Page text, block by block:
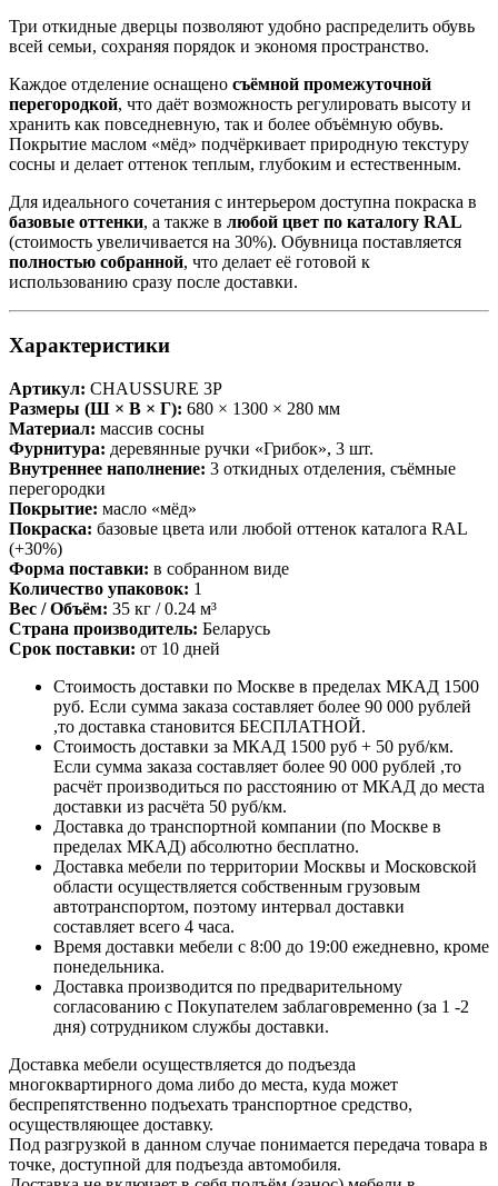
Три откидные дверцы позволяют удобно распределить обувь
всей семьи, сохраняя порядок и экономя пространство.
Каждое отделение оснащено съёмной промежуточной
перегородкой, что даёт возможность регулировать высоту и
хранить как повседневную, так и более объёмную обувь.
Покрытие маслом «мёд» подчёркивает природную текстуру
сосны и делает оттенок теплым, глубоким и естественным.
Для идеального сочетания с интерьером доступна покраска в
базовые оттенки, а также в любой цвет по каталогу RAL
(стоимость увеличивается на 30%). Обувница поставляется
полностью собранной, что делает её готовой к
использованию сразу после доставки.
Характеристики
Артикул: CHAUSSURE 3P
Размеры (Ш × В × Г): 680 × 1300 × 280 мм
Материал: массив сосны
Фурнитура: деревянные ручки «Грибок», 3 шт.
Внутреннее наполнение: 3 откидных отделения, съёмные
перегородки
Покрытие: масло «мёд»
Покраска: базовые цвета или любой оттенок каталога RAL
(+30%)
Форма поставки: в собранном виде
Количество упаковок: 1
Вес / Объём: 35 кг / 0.24 м³
Страна производитель: Беларусь
Срок поставки: от 10 дней
Стоимость доставки по Москве в пределах МКАД 1500
руб. Если сумма заказа составляет более 90 000 рублей
,то доставка становится БЕСПЛАТНОЙ.
Стоимость доставки за МКАД 1500 руб + 50 руб/км.
Если сумма заказа составляет более 90 000 рублей ,то
расчёт производиться по расстоянию от МКАД до места
доставки из расчёта 50 руб/км.
Доставка до транспортной компании (по Москве в
пределах МКАД) абсолютно бесплатно.
Доставка мебели по территории Москвы и Московской
области осуществляется собственным грузовым
автотранспортом, поэтому интервал доставки
составляет всего 4 часа.
Время доставки мебели с 8:00 до 19:00 ежедневно, кроме
понедельника.
Доставка производится по предварительному
согласованию с Покупателем заблаговременно (за 1 -2
дня) сотрудником службы доставки.
Доставка мебели осуществляется до подъезда
многоквартирного дома либо до места, куда может
беспрепятственно подъехать транспортное средство,
осуществляющее доставку.
Под разгрузкой в данном случае понимается передача товара в
точке, доступной для подъезда автомобиля.